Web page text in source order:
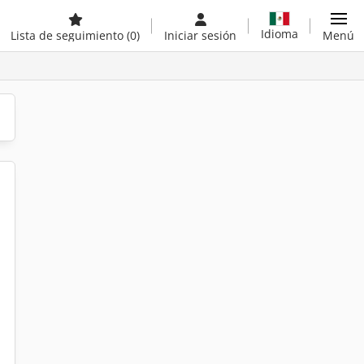
Lista de seguimiento (0) Iniciar sesión Idioma Menú